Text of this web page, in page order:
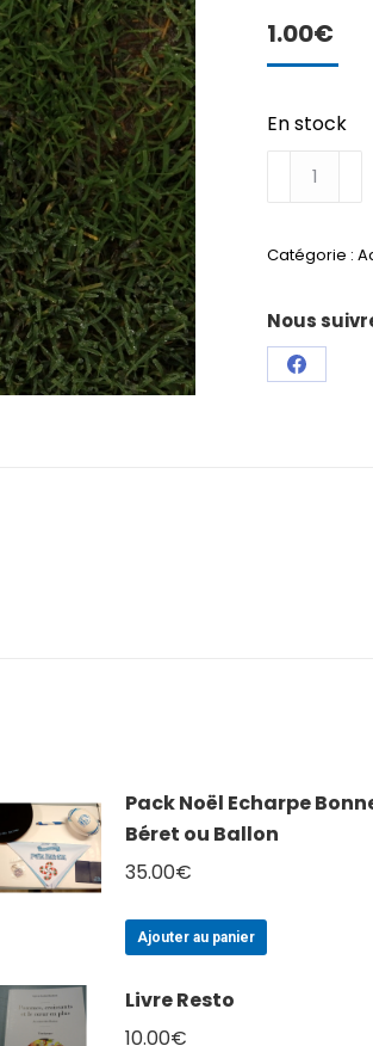
1.00€
En stock
quantité
P
Catégorie :
Nous
Partager
Pack Noël Echarpe
Béret ou Ballon
35.00€
Ajouter au panier
Livre Resto
10.00€